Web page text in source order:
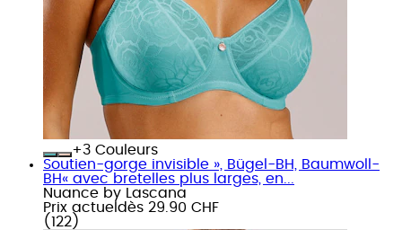
+
Couleurs
Soutien-gorge invisible », Bügel-BH, Baumwoll-
BH« avec bretelles plus larges, en...
Nuance by Lascana
Prix actuel dès 29.90 CHF
( 122 )